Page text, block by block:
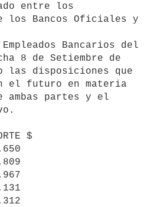
entre los
los Bancos Oficiales y
Bancarios del
8 de Setiembre de
las disposiciones que
el futuro en materia
partes y el